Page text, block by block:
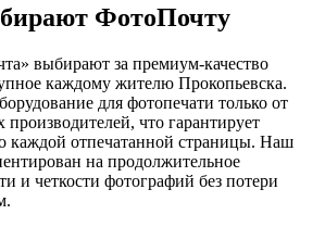
ФотоПочту
выбирают за премиум-качество
каждому жителю Прокопьевска.
для фотопечати только от
что гарантирует
каждой отпечатанной страницы. Наш
на продолжительное
и четкости фотографий без потери